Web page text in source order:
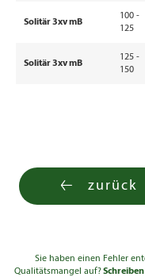
Solitär 3xv mB
100 -
125
Solitär 3xv mB
125 -
150
zurück
Sie haben einen Fehler
Qualitätsmangel auf?